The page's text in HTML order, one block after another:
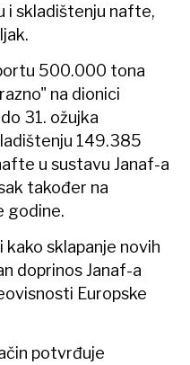
i skladištenju nafte,
500.000 tona
na dionici
31. ožujka
149.385
u sustavu Janaf-a
također na
godine.
kako sklapanje novih
doprinos Janaf-a
Europske
potvrđuje